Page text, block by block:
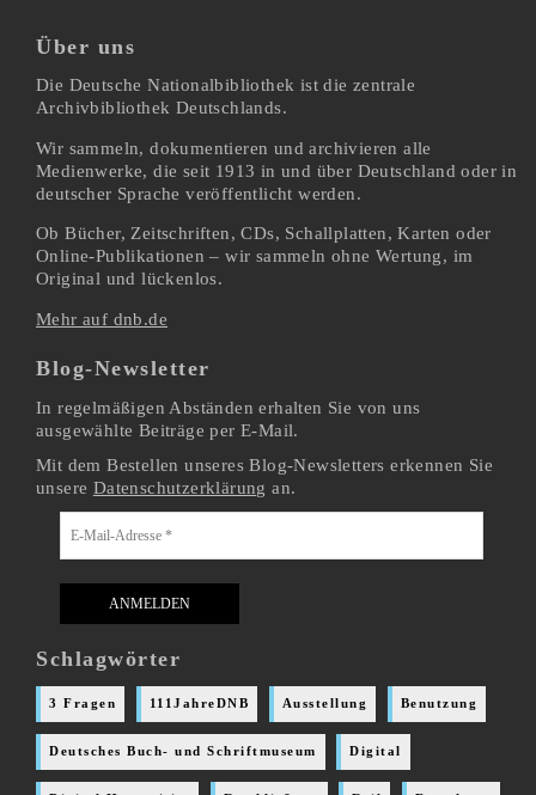
Über uns
Die Deutsche Nationalbibliothek ist die zentrale
Archivbibliothek Deutschlands.
Wir sammeln, dokumentieren und archivieren alle
Medienwerke, die seit 1913 in und über Deutschland oder in
deutscher Sprache veröffentlicht werden.
Ob Bücher, Zeitschriften, CDs, Schallplatten, Karten oder
Online-Publikationen – wir sammeln ohne Wertung, im
Original und lückenlos.
Mehr auf dnb.de
Blog-Newsletter
In regelmäßigen Abständen erhalten Sie von uns
ausgewählte Beiträge per E-Mail.
Mit dem Bestellen unseres Blog-Newsletters erkennen Sie
unsere Datenschutzerklärung an.
Schlagwörter
3 Fragen 111JahreDNB Ausstellung Benutzung
Deutsches Buch- und Schriftmuseum Digital